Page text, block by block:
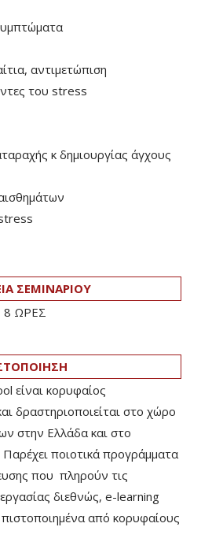
αντιμετώπιση
του stress
κ δημιουργίας άγχους
ΣΕΜΙΝΑΡΙΟΥ
8 ΩΡΕΣ
είναι κορυφαίος
δραστηριοποιείται στο χώρο
στην Ελλάδα και στο
ποιοτικά προγράμματα
που πληρούν τις
διεθνώς, e-learning
από κορυφαίους